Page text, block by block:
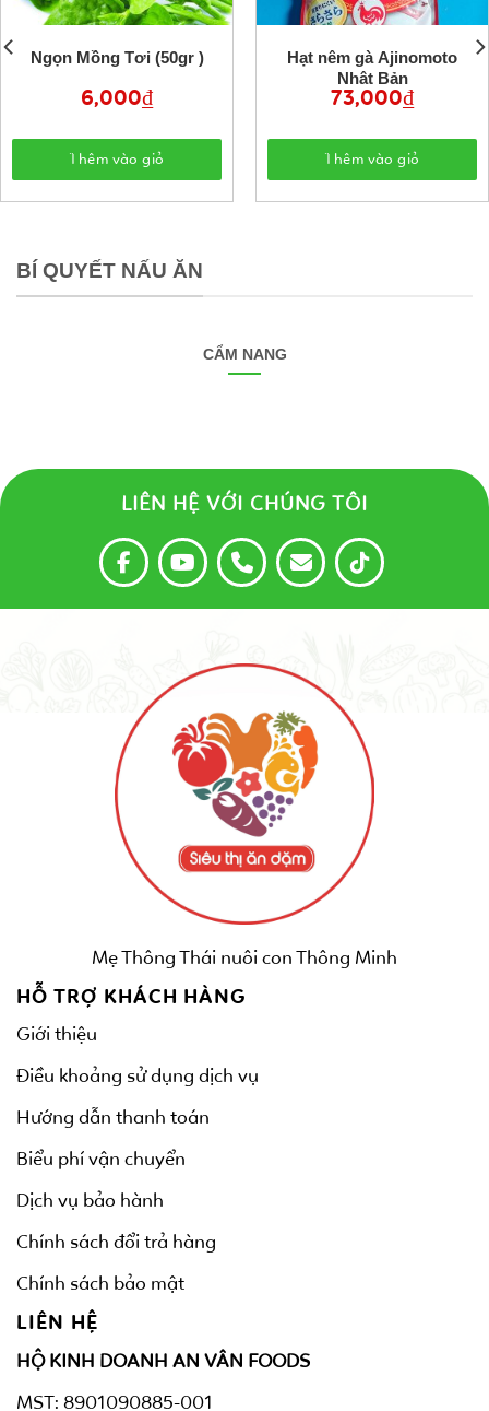
Ngọn Mồng Tơi (50gr )
6,000₫
Thêm vào giỏ
Hạt nêm gà Ajinomoto
Nhật Bản
73,000₫
Thêm vào giỏ
BÍ QUYẾT NẤU ĂN
CẨM NANG
LIÊN HỆ VỚI CHÚNG TÔI
Mẹ Thông Thái nuôi con Thông Minh
HỖ TRỢ KHÁCH HÀNG
Giới thiệu
Điều khoảng sử dụng dịch vụ
Hướng dẫn thanh toán
Biểu phí vận chuyển
Dịch vụ bảo hành
Chính sách đổi trả hàng
Chính sách bảo mật
LIÊN HỆ
HỘ KINH DOANH AN VÂN FOODS
MST: 8901090885-001